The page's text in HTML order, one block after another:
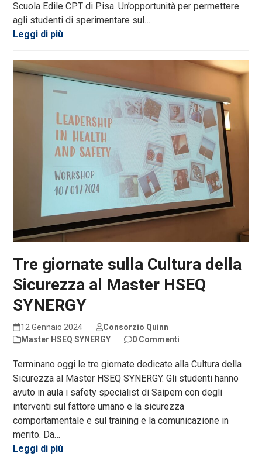
Scuola Edile CPT di Pisa. Un’opportunità per permettere
agli studenti di sperimentare sul…
Leggi di più
Tre giornate sulla Cultura della
Sicurezza al Master HSEQ
SYNERGY
12 Gennaio 2024
Consorzio Quinn
Master HSEQ SYNERGY
0 Commenti
Terminano oggi le tre giornate dedicate alla Cultura della
Sicurezza al Master HSEQ SYNERGY. Gli studenti hanno
avuto in aula i safety specialist di Saipem con degli
interventi sul fattore umano e la sicurezza
comportamentale e sul training e la comunicazione in
merito. Da…
Leggi di più